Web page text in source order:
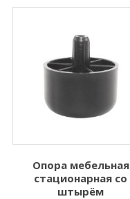
Опора мебельная
стационарная со
штырём